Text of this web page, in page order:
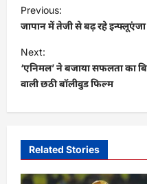
o
s
t
n
a
g
Previous:
जापान में तेजी से बढ़ रहे
Next:
‘एनिमल’ ने बजाया सफलता का
वाली छठी बॉलीवुड फिल्म
Related Stories